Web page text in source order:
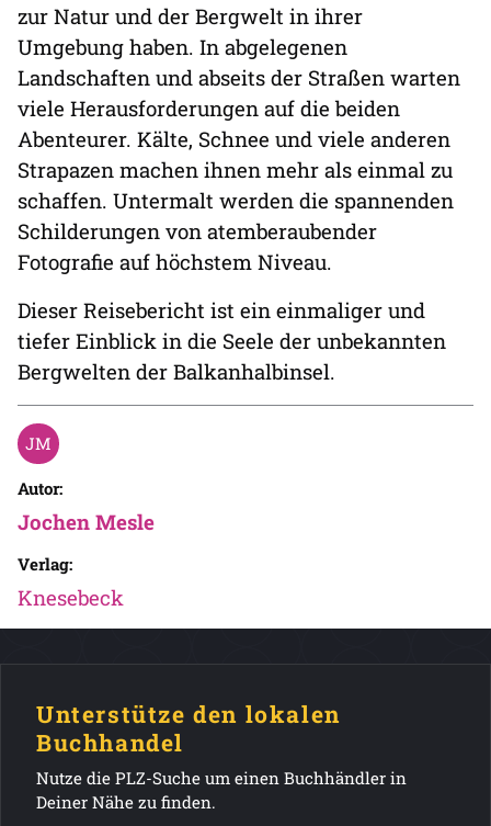
zur Natur und der Bergwelt in ihrer
Umgebung haben. In abgelegenen
Landschaften und abseits der Straßen warten
viele Herausforderungen auf die beiden
Abenteurer. Kälte, Schnee und viele anderen
Strapazen machen ihnen mehr als einmal zu
schaffen. Untermalt werden die spannenden
Schilderungen von atemberaubender
Fotografie auf höchstem Niveau.
Dieser Reisebericht ist ein einmaliger und
tiefer Einblick in die Seele der unbekannten
Bergwelten der Balkanhalbinsel.
Autor:
Jochen Mesle
Verlag:
Knesebeck
Unterstütze den lokalen
Buchhandel
Nutze die PLZ-Suche um einen Buchhändler in
Deiner Nähe zu finden.